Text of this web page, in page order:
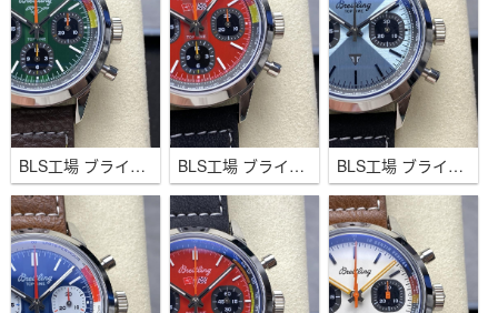
BLS工場 ブライトリング トップタイム B01 フォード サンダーバード 42ｍｍ グリーン B01ムーブメント BLS工場 ブライトリング トップタイム B01 フォード サンダーバード 42ｍｍ レッド B01ムーブメント BLS工場 ブライトリング トップタイム B01 トライアンフ 42ｍｍ アイスブルー B01ムーブメント